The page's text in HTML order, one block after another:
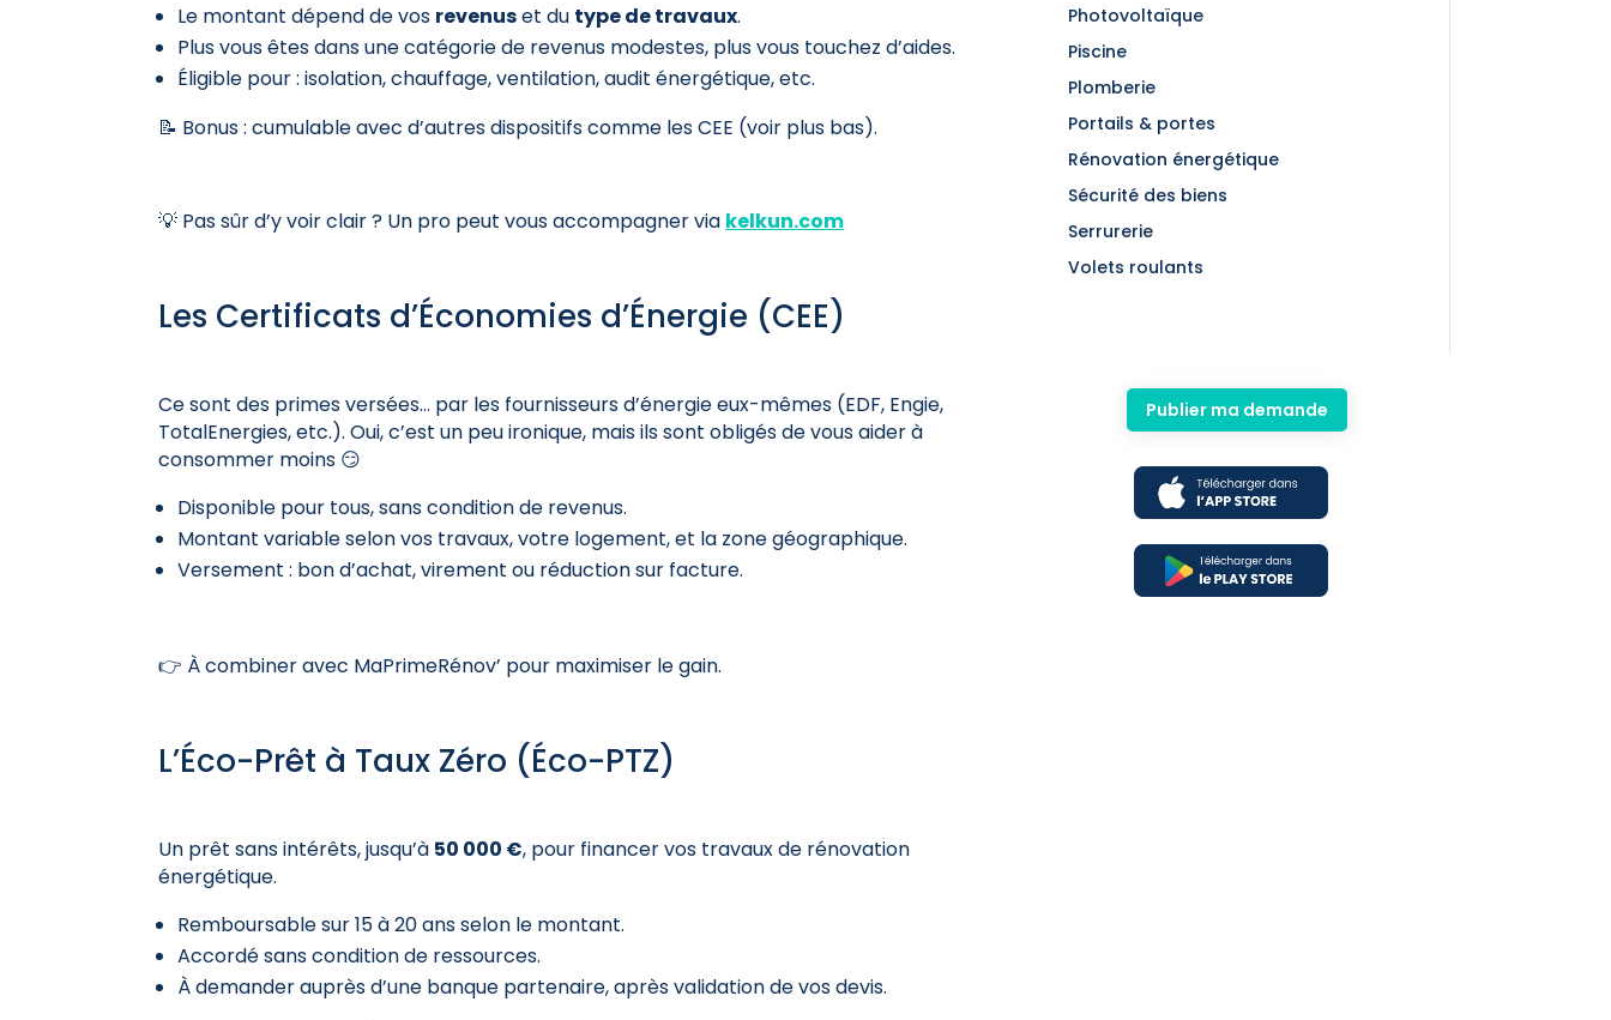
Le montant dépend de vos revenuset du type de travaux.
Plus vous êtes dans une catégorie de revenus modestes, plus vous touchez d’aides.
Éligible pour : isolation, chauffage, ventilation, audit énergétique, etc.
📝 Bonus : cumulable avec d’autres dispositifs comme les CEE (voir plus bas).
💡 Pas sûr d’y voir clair ? Un pro peut vous accompagner via kelkun.com
Les Certificats d’Économies d’Énergie (CEE)
Ce sont des primes versées… par les fournisseurs d’énergie eux-mêmes (EDF, Engie,
TotalEnergies, etc.). Oui, c’est un peu ironique, mais ils sont obligés de vous aider à
consommer moins 😏
Disponible pour tous, sans condition de revenus.
Montant variable selon vos travaux, votre logement, et la zone géographique.
Versement : bon d’achat, virement ou réduction sur facture.
👉 À combiner avec MaPrimeRénov’ pour maximiser le gain.
L’Éco-Prêt à Taux Zéro (Éco-PTZ)
Un prêt sans intérêts, jusqu’à 50 000 €, pour financer vos travaux de rénovation
énergétique.
Remboursable sur 15 à 20 ans selon le montant.
Accordé sans condition de ressources.
À demander auprès d’une banque partenaire, après validation de vos devis.
Photovoltaïque
Piscine
Plomberie
Portails & portes
Rénovation énergétique
Sécurité des biens
Serrurerie
Volets roulants
Publier ma demande